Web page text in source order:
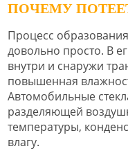
ПОЧЕМУ
Процесс
довольно просто. В
внутри и снаружи
повышенная
Автомобильные
разделяющей
температуры,
влагу.